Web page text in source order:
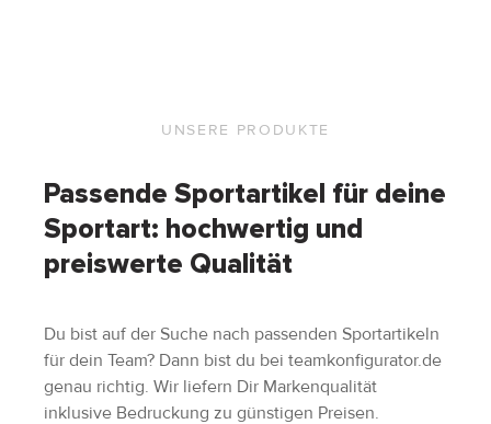
UNSERE PRODUKTE
Passende Sportartikel für deine
Sportart: hochwertig und
preiswerte Qualität
Du bist auf der Suche nach passenden Sportartikeln
für dein Team? Dann bist du bei teamkonfigurator.de
genau richtig. Wir liefern Dir Markenqualität
inklusive Bedruckung zu günstigen Preisen.